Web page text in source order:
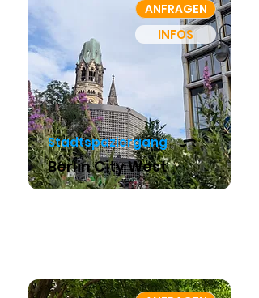
ANFRAGEN
INFOS
Stadtspaziergang
Berlin City West